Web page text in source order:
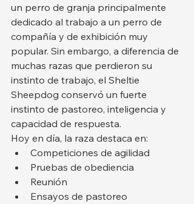
un perro de granja principalmente
dedicado al trabajo a un perro de
compañía y de exhibición muy
popular. Sin embargo, a diferencia de
muchas razas que perdieron su
instinto de trabajo, el Sheltie
Sheepdog conservó un fuerte
instinto de pastoreo, inteligencia y
capacidad de respuesta.
Hoy en día, la raza destaca en:
Competiciones de agilidad
Pruebas de obediencia
Reunión
Ensayos de pastoreo